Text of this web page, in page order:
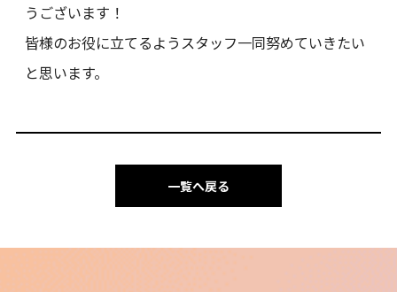
うございます！
皆様のお役に立てるようスタッフ一同努めていきたい
と思います。
一覧へ戻る